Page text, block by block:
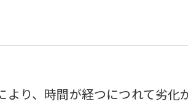
り、時間が経つにつれて劣化